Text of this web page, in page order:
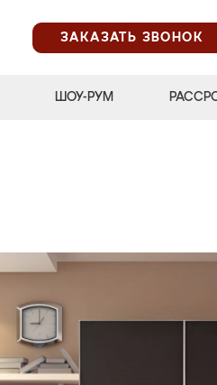
ЗАКАЗАТЬ ЗВОНОК
ШОУ-РУМ